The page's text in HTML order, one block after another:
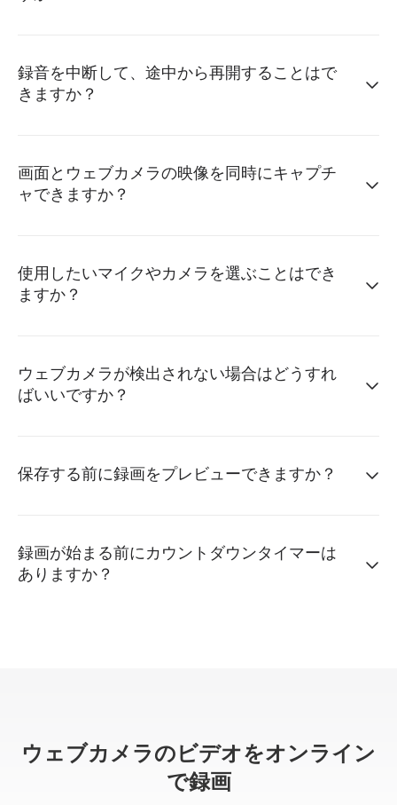
録音を中断して、途中から再開することはで
きますか？
画面とウェブカメラの映像を同時にキャプチ
ャできますか？
使用したいマイクやカメラを選ぶことはでき
ますか？
ウェブカメラが検出されない場合はどうすれ
ばいいですか？
保存する前に録画をプレビューできますか？
録画が始まる前にカウントダウンタイマーは
ありますか？
ウェブカメラのビデオをオンライン
で録画